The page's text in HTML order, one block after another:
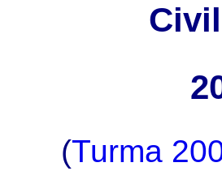
(Turma